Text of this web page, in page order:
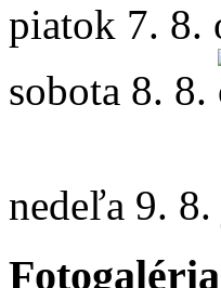
piatok 7. 8.
sobota 8. 8.
nedeľa 9. 8.
Fotogaléria